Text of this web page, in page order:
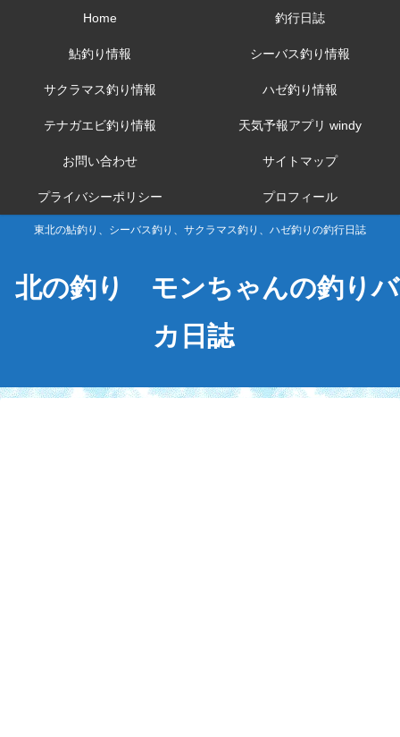
東北の鮎釣り、シーバス釣り、サクラマス釣り、ハゼ釣りの釣行日誌
北の釣り モンちゃんの釣りバ
カ日誌
Home 釣行日誌
鮎釣り情報 シーバス釣り情報
サクラマス釣り情報 ハゼ釣り情報
テナガエビ釣り情報 天気予報アプリ windy
お問い合わせ サイトマップ
プライバシーポリシー プロフィール